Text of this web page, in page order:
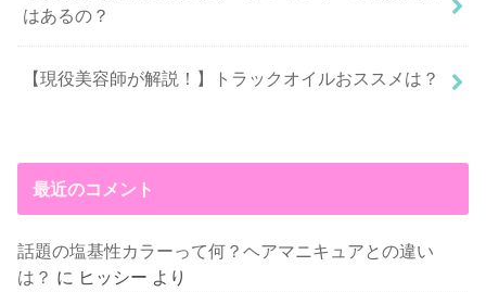
はあるの？
【現役美容師が解説！】トラックオイルおススメは？
最近のコメント
話題の塩基性カラーって何？ヘアマニキュアとの違い
は？ に ヒッシー より